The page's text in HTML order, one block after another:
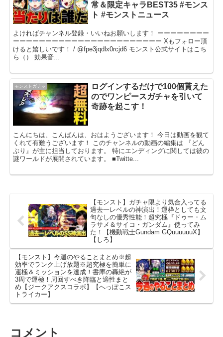
常＆限定キャラBEST35 #モンス
ト #モンストニュース
よければチャンネル登録・いいねお願いします！ ーーーーーーーー
ーーーーーーーーーーーーーーーーーーーーーーー Xもフォロー頂
けると嬉しいです！ / @fpe3jqdlx0rcjd6 モンスト公式サイトはこち
ら（） 効果音...
モンストガチャ
ログインするだけで100個貰えた
のでワンピースガチャを引いて
奇跡を起こす！
こんにちは、こんばんは、おはようございます！ 今日は動画を観て
くれて有難うございます！ このチャンネルの動画の編集は 『どん
ぶり』が主に担当しております。 特にエンディングに関しては彼の
謎ワールドが展開されています。 ■Twitte...
【モンスト】ガチャ限より気合入ってる
過去一レベルの神演出！運枠としても文
句なしの優秀性能！超究極『ドゥー・ム
ラサメ＆サイコ・ガンダム』使ってみ
た！【機動戦士Gundam GQuuuuuuX】
【しろ】
【モンスト】今週のやることまとめ※超
効率でランク上げ放題※超究極を簡単に
運極＆ミッションを達成！書庫の轟絶が
3周で運極！周回すべき降臨と適性まと
め【ジークアクスコラボ】【へっぽこス
トライカー】
コメント